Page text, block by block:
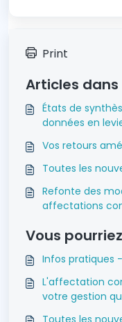
Print
Articles
États de
données en
Vos retours
Toutes les
Refonte des
affectations
Vous
Infos pratiques
L'affectation
votre gestion
Toutes les